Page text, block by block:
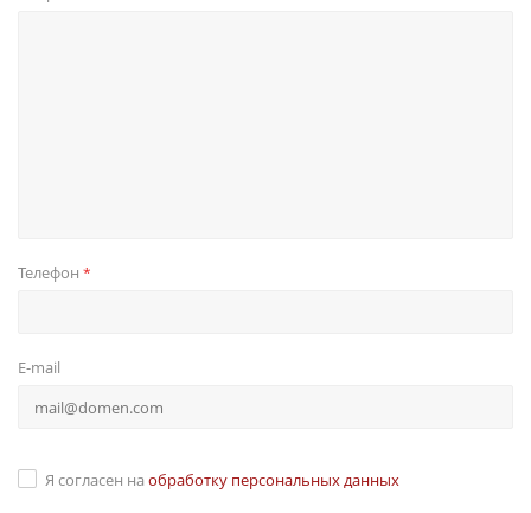
Телефон *
E-mail
Я согласен на обработку персональных данных